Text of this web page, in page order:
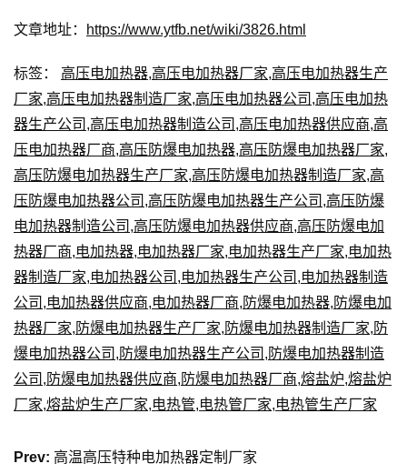
文章地址： https://www.ytfb.net/wiki/3826.html
标签： 高压电加热器,高压电加热器厂家,高压电加热器生产
厂家,高压电加热器制造厂家,高压电加热器公司 ,高压电加热
器生产公司 ,高压电加热器制造公司 ,高压电加热器供应商,高
压电加热器厂商,高压防爆电加热器,高压防爆电加热器厂家,
高压防爆电加热器生产厂家,高压防爆电加热器制造厂家,高
压防爆电加热器公司 ,高压防爆电加热器生产公司 ,高压防爆
电加热器制造公司 ,高压防爆电加热器供应商,高压防爆电加
热器厂商,电加热器,电加热器厂家,电加热器生产厂家,电加热
器制造厂家,电加热器公司 ,电加热器生产公司 ,电加热器制造
公司 ,电加热器供应商,电加热器厂商, 防爆电加热器, 防爆电加
热器厂家, 防爆电加热器生产厂家, 防爆电加热器制造厂家, 防
爆电加热器公司 , 防爆电加热器生产公司 , 防爆电加热器制造
公司 , 防爆电加热器供应商, 防爆电加热器厂商,熔盐炉,熔盐炉
厂家,熔盐炉生产厂家,电热管,电热管厂家,电热管生产厂家
Prev: 高温高压特种电加热器定制厂家